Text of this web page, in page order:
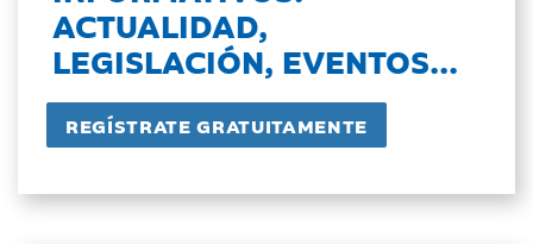
ACTUALIDAD,
LEGISLACIÓN, EVENTOS...